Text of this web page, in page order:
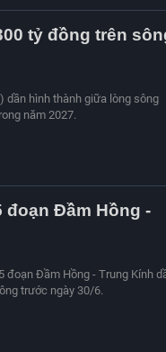
tỷ đồng trên
dần hình thành giữa lòng sông
năm 2027.
đoạn Đầm Hồng -
đoạn Đầm Hồng - Trung Kính
trước ngày 30/6.